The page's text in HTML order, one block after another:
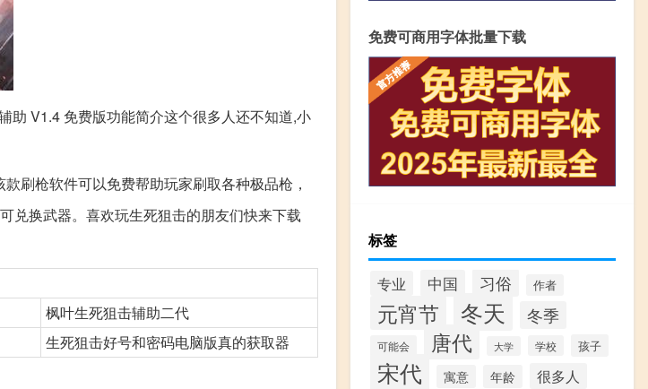
助 V1.4 免费版功能简介这个很多人还不知道,小
刷枪软件可以免费帮助玩家刷取各种极品枪，
兑换武器。喜欢玩生死狙击的朋友们快来下载
枫叶生死狙击辅助二代
生死狙击好号和密码电脑版真的获取器
免费可商用字体批量下载
标签
专业 中国 习俗 作者
元宵节 冬天 冬季
可能会 唐代 大学 学校 孩子
宋代 寓意 年龄 很多人